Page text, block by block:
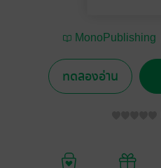
MonoPublishing
ทดลองอ่าน